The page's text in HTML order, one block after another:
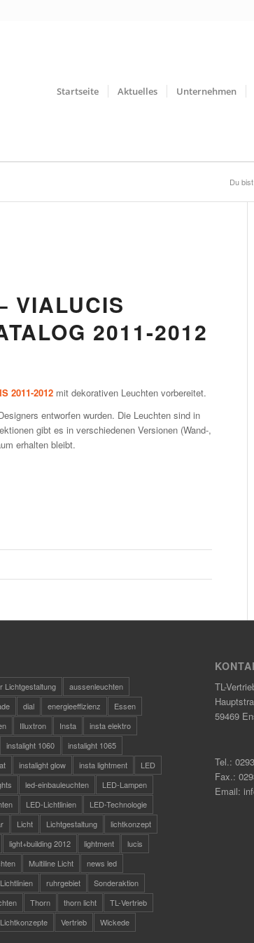
Startseite Aktuelles Unternehmen
Du
VIALUCIS
2011-2012
2011-2012mit dekorativen Leuchten vorbereitet.
entworfen wurden. Die Leuchten sind in
gibt es in verschiedenen Versionen (Wand-,
erhalten bleibt.
Lichtgestaltung
aussenleuchten
dial energieeffizienz
Essen
Illuxtron Insta
insta elektro
instalight 1060
instalight 1065
instalight glow insta lightment
LED
led-einbauleuchten
LED-Lampen
LED-Lichtlinien
LED-Technologie
Licht Lichtgestaltung
lichtkonzept
light+building 2012 lightment
lucis
Multiline Licht
news led
ruhrgebiet
Sonderaktion
Thorn thorn licht
TL-Vertrieb
Vertrieb Wickede
TL-
59469
Tel.:
Fax.:
Email: